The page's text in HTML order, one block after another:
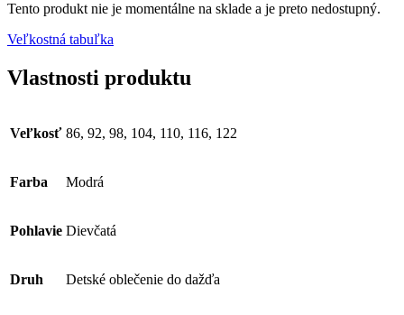
Tento produkt nie je momentálne na sklade a je preto nedostupný.
Veľkostná tabuľka
Vlastnosti produktu
Veľkosť 86, 92, 98, 104, 110, 116, 122
Farba Modrá
Pohlavie Dievčatá
Druh Detské oblečenie do dažďa